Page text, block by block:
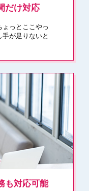
だけ対応
っとここやっ
が⾜りないと
も対応可能